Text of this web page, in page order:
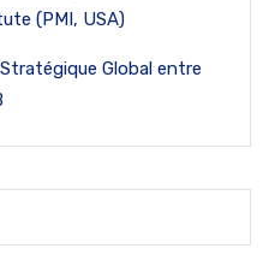
(PMI, USA)
Global entre